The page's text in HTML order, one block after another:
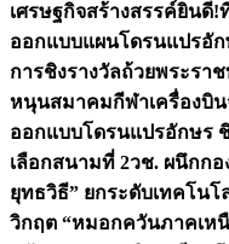
เศรษฐกิจสร้างสรรค์ยินดี!
ออกแบบแผนโดรนแปรอัก
การชิงรางวัลถ้วยพระรา
หนุนสมาคมกีฬาเครื่องบิ
ออกแบบโดรนแปรอักษร
เลือกสนามที่ 2วช. ผนึกก
ยุทธวิธี” ยกระดับเทคโน
วิกฤต “หมอกควันภาคเห